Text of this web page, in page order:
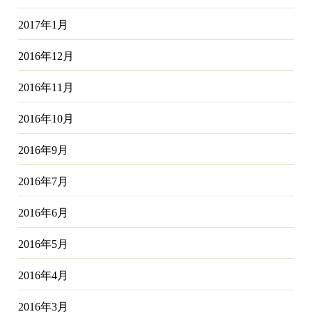
2017年1月
2016年12月
2016年11月
2016年10月
2016年9月
2016年7月
2016年6月
2016年5月
2016年4月
2016年3月